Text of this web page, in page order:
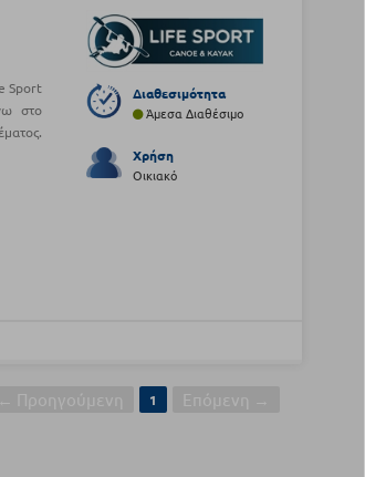
Sport
στο
Διαθεσιμότητα
Άμεσα Διαθέσιμο
Χρήση
Οικιακό
← Προηγούμενη 1 Επόμενη →